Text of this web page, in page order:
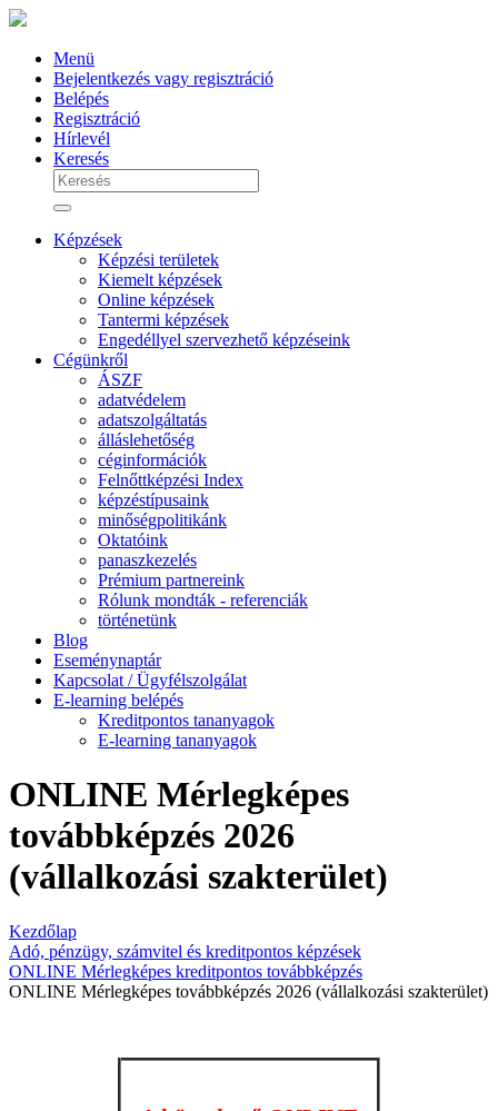
Menü
Bejelentkezés vagy regisztráció
Belépés
Regisztráció
Hírlevél
Keresés
Képzések
Képzési területek
Kiemelt képzések
Online képzések
Tantermi képzések
Engedéllyel szervezhető képzéseink
Cégünkről
ÁSZF
adatvédelem
adatszolgáltatás
álláslehetőség
céginformációk
Felnőttképzési Index
képzéstípusaink
minőségpolitikánk
Oktatóink
panaszkezelés
Prémium partnereink
Rólunk mondták - referenciák
történetünk
Blog
Eseménynaptár
Kapcsolat / Ügyfélszolgálat
E-learning belépés
Kreditpontos tananyagok
E-learning tananyagok
ONLINE Mérlegképes
továbbképzés 2026
(vállalkozási szakterület)
Kezdőlap
Adó, pénzügy, számvitel és kreditpontos képzések
ONLINE Mérlegképes kreditpontos továbbképzés
ONLINE Mérlegképes továbbképzés 2026 (vállalkozási szakterület)